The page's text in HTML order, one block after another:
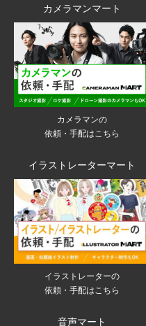
カメラマンマート
カメラマンの
依頼・手配はこちら
イラストレーターマート
イラストレーターの
依頼・手配はこちら
音声マート